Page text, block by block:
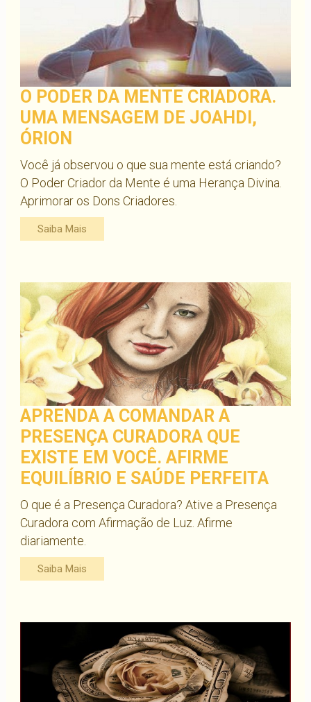
O PODER DA MENTE CRIADORA.
UMA MENSAGEM DE JOAHDI,
ÓRION
Você já observou o que sua mente está criando?
O Poder Criador da Mente é uma Herança Divina.
Aprimorar os Dons Criadores.
Saiba Mais
APRENDA A COMANDAR A
PRESENÇA CURADORA QUE
EXISTE EM VOCÊ. AFIRME
EQUILÍBRIO E SAÚDE PERFEITA
O que é a Presença Curadora? Ative a Presença
Curadora com Afirmação de Luz. Afirme
diariamente.
Saiba Mais